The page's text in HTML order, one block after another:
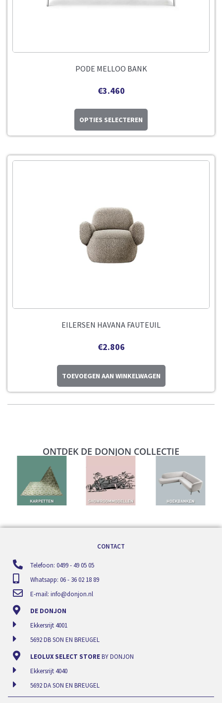
PODE MELLOO BANK
€3.460
OPTIES SELECTEREN
EILERSEN HAVANA FAUTEUIL
€2.806
TOEVOEGEN AAN WINKELWAGEN
ONTDEK DE DONJON COLLECTIE
CONTACT
Telefoon: 0499 - 49 05 05
Whatsapp: 06 - 36 02 18 89
E-mail: info@donjon.nl
DE DONJON
Ekkersrijt 4001
5692 DB SON EN BREUGEL
LEOLUX SELECT STOREBY DONJON
Ekkersrijt 4040
5692 DA SON EN BREUGEL